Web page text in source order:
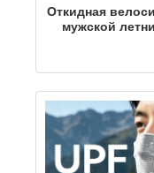
Откидная
мужской
ледяного
убор,